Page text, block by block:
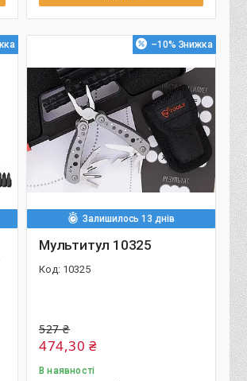
–10%
Залишилось 13 днів
Мультитул 10325
10325
527 ₴
474,30 ₴
В наявності